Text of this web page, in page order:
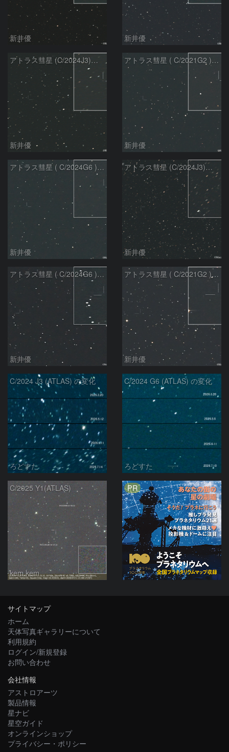
新井優 新井優
アトラス彗星 (C/2024J3)：2026/07/26
新井優
アトラス彗星 ( C/2021G2 )：2026/07/09
新井優
アトラス彗星 ( C/2024G6 )：2026/07/09
新井優
アトラス彗星 (C/2024J3)：2026/07/09
新井優
アトラス彗星 ( C/2024G6 )：2026/07/08
新井優
アトラス彗星 ( C/2021G2 )：2026/07/08
新井優
C/2024 J3 (ATLAS) の変化
ろどすた
C/2024 G6 (ATLAS) の変化
ろどすた
C/2025 Y1(ATLAS)
kem.kem
PR
サイトマップ
ホーム
天体写真ギャラリーについて
利用規約
ログイン/新規登録
お問い合わせ
会社情報
アストロアーツ
製品情報
星ナビ
星空ガイド
オンラインショップ
プライバシー・ポリシー